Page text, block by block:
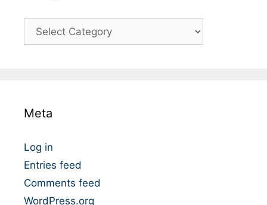
r
e
s
Meta
Log in
Entries feed
Comments feed
WordPress.org